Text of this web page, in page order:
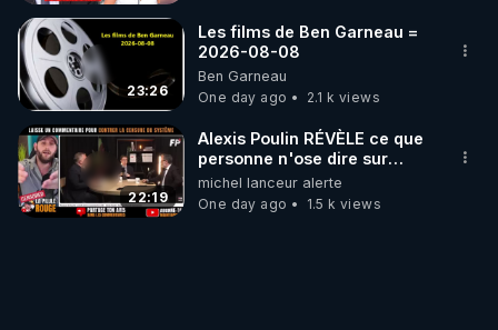
23:26
Les films de Ben Garneau =
2026-08-08
Ben Garneau
One day ago
2.1 k views
22:19
Alexis Poulin RÉVÈLE ce que
personne n'ose dire sur
l'Union européenne (C'est
explosif)
michel lanceur alerte
One day ago
1.5 k views